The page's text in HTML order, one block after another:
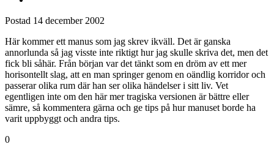
Postad 14 december 2002
Här kommer ett manus som jag skrev ikväll. Det är ganska
annorlunda så jag visste inte riktigt hur jag skulle skriva det, men det
fick bli såhär. Från början var det tänkt som en dröm av ett mer
horisontellt slag, att en man springer genom en oändlig korridor och
passerar olika rum där han ser olika händelser i sitt liv. Vet
egentligen inte om den här mer tragiska versionen är bättre eller
sämre, så kommentera gärna och ge tips på hur manuset borde ha
varit uppbyggt och andra tips.
0